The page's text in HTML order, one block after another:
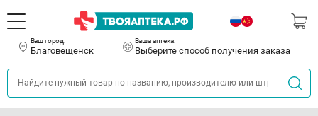
Ваш город:
Благовещенск
Ваша аптека:
Выберите способ получения заказа